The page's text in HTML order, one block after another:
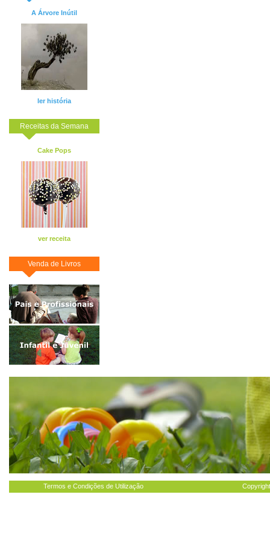
A Árvore Inútil
ler história
Receitas da Semana
Cake Pops
ver receita
Venda de Livros
Termos e Condições de Utilização